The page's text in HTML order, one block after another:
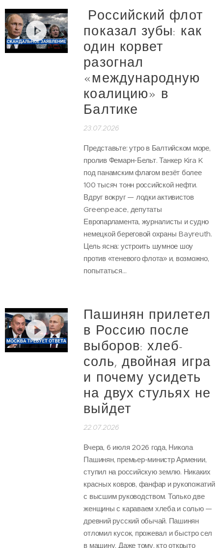
Российский флот
показал зубы: как
один корвет
разогнал
«международную
коалицию» в
Балтике
23.07.2026
Представьте: утро в Балтийском море,
пролив Фемарн-Бельт. Танкер Kira K
под панамским флагом везёт более
100 тысяч тонн российской нефти.
Вдруг вокруг — лодки активистов
Greenpeace, депутаты
Европарламента, журналисты и судно
немецкой береговой охраны Bayreuth.
Цель ясна: устроить шумное шоу
против «теневого флота» и, возможно,
попытаться...
Пашинян прилетел
в Россию после
выборов: хлеб-
соль, двойная игра
и почему усидеть
на двух стульях не
выйдет
22.07.2026
Вчера, 6 июля 2026 года, Никола
Пашинян, премьер-министр Армении,
ступил на российскую землю. Никаких
красных ковров, фанфар и рукопожатий
с высшим руководством. Только две
женщины с караваем хлеба и солью —
древний русский обычай. Пашинян
отломил кусок, прожевал и быстро сел
в машину. Даже тому, кто открыто